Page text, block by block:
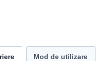
Mod de utilizare